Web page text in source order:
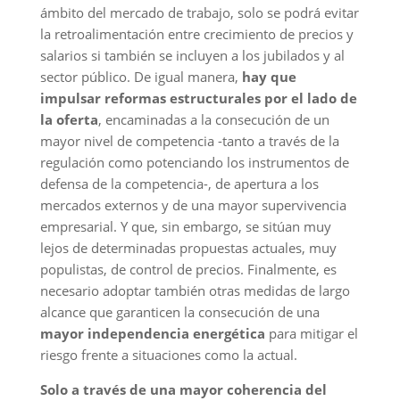
ámbito del mercado de trabajo, solo se podrá evitar
la retroalimentación entre crecimiento de precios y
salarios si también se incluyen a los jubilados y al
sector público. De igual manera, hay que
impulsar reformas estructurales por el lado de
la oferta, encaminadas a la consecución de un
mayor nivel de competencia -tanto a través de la
regulación como potenciando los instrumentos de
defensa de la competencia-, de apertura a los
mercados externos y de una mayor supervivencia
empresarial. Y que, sin embargo, se sitúan muy
lejos de determinadas propuestas actuales, muy
populistas, de control de precios. Finalmente, es
necesario adoptar también otras medidas de largo
alcance que garanticen la consecución de una
mayor independencia energética para mitigar el
riesgo frente a situaciones como la actual.
Solo a través de una mayor coherencia del